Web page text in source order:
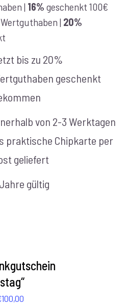
| 16% geschenkt 100€
| 20%
bis zu 20%
geschenkt
von 2-3 Werktagen
praktische Chipkarte per
geliefert
gültig
100,00